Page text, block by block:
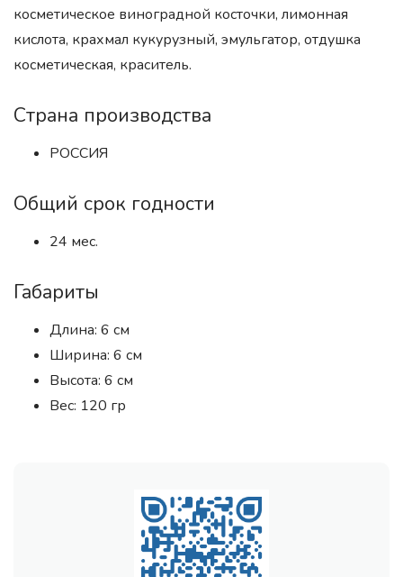
косметическое виноградной косточки, лимонная
кислота, крахмал кукурузный, эмульгатор, отдушка
косметическая, краситель.
Страна производства
РОССИЯ
Общий срок годности
24 мес.
Габариты
Длина: 6 см
Ширина: 6 см
Высота: 6 см
Вес: 120 гр